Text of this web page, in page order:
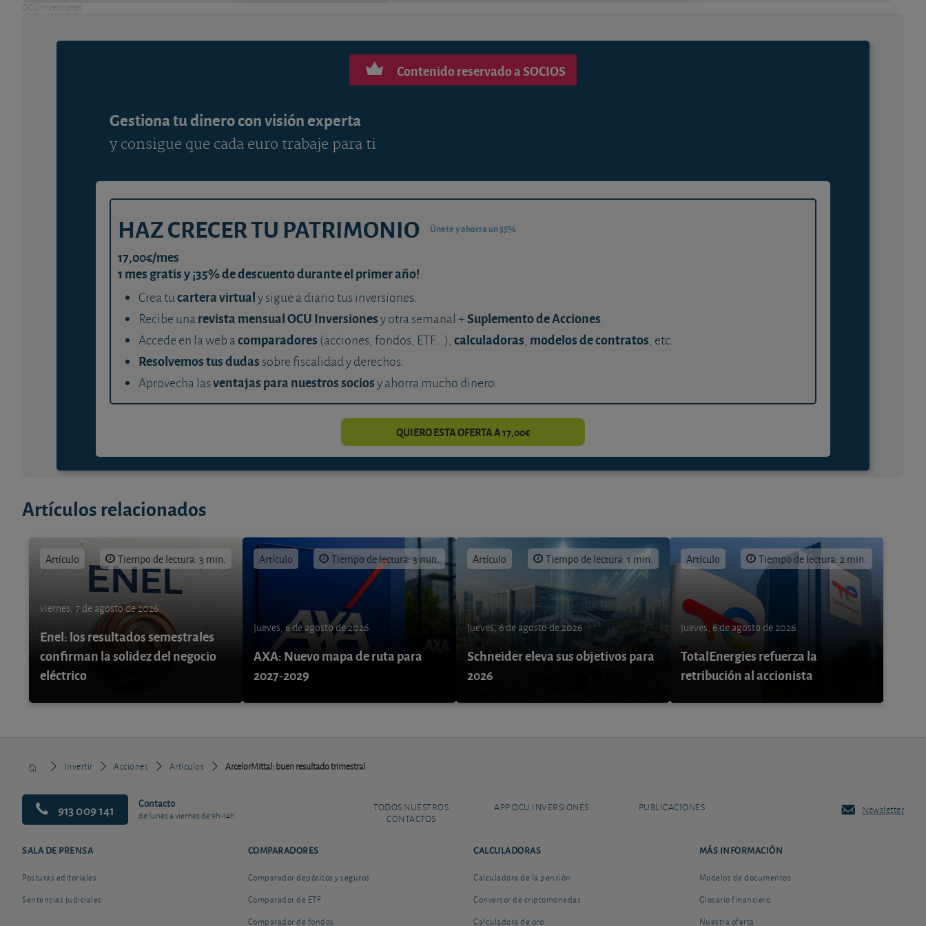
OCU Inversiones
Contenido reservado a SOCIOS
Gestiona tu dinero con visión experta
y consigue que cada euro trabaje para ti
HAZ CRECER TU PATRIMONIO Únete y ahorra un 35%
17,00€/mes
1 mes gratis y ¡35% de descuento durante el primer año!
Crea tucartera virtualy sigue a diario tus inversiones.
Recibe unarevista mensual OCU Inversionesy otra semanal +Suplemento de Acciones.
Accede en la web acomparadores (acciones, fondos, ETF...), calculadoras, modelos de contratos, etc.
Resolvemos tus dudas sobre fiscalidad y derechos.
Aprovecha lasventajas para nuestros sociosy ahorra mucho dinero.
QUIERO ESTA OFERTA A 17,00€
Artículos relacionados
Artículo Tiempo de lectura: 3 min.
viernes, 7 de agosto de 2026
Enel: los resultados semestrales
confirman la solidez del negocio
eléctrico
Artículo Tiempo de lectura: 3 min.
jueves, 6 de agosto de 2026
AXA: Nuevo mapa de ruta para
2027-2029
Artículo Tiempo de lectura: 1 min.
jueves, 6 de agosto de 2026
Schneider eleva sus objetivos para
2026
Artículo Tiempo de lectura: 2 min.
jueves, 6 de agosto de 2026
TotalEnergies refuerza la
retribución al accionista
Invertir Acciones Artículos ArcelorMittal: buen resultado trimestral
913 009 141 Contacto
de lunes a viernes de 9h-14h
TODOS NUESTROS
CONTACTOS
APP OCU INVERSIONES PUBLICACIONES Newsletter
SALA DE PRENSA
Posturas editoriales
Sentencias judiciales
COMPARADORES
Comparador depósitos y seguros
Comparador de ETF
Comparador de fondos
CALCULADORAS
Calculadora de la pensión
Conversor de criptomonedas
Calculadora de oro
MÁS INFORMACIÓN
Modelos de documentos
Glosario financiero
Nuestra oferta